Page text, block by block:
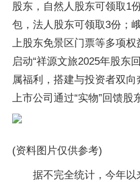
股东，自然人股东可领取1
包，法人股东可领取3份；
上股东免景区门票等多项权
启动“祥源文旅2025年股东
属福利，搭建与投资者双
上市公司通过“实物”回馈股
(资料图片仅供参考)
据不完全统计，今年